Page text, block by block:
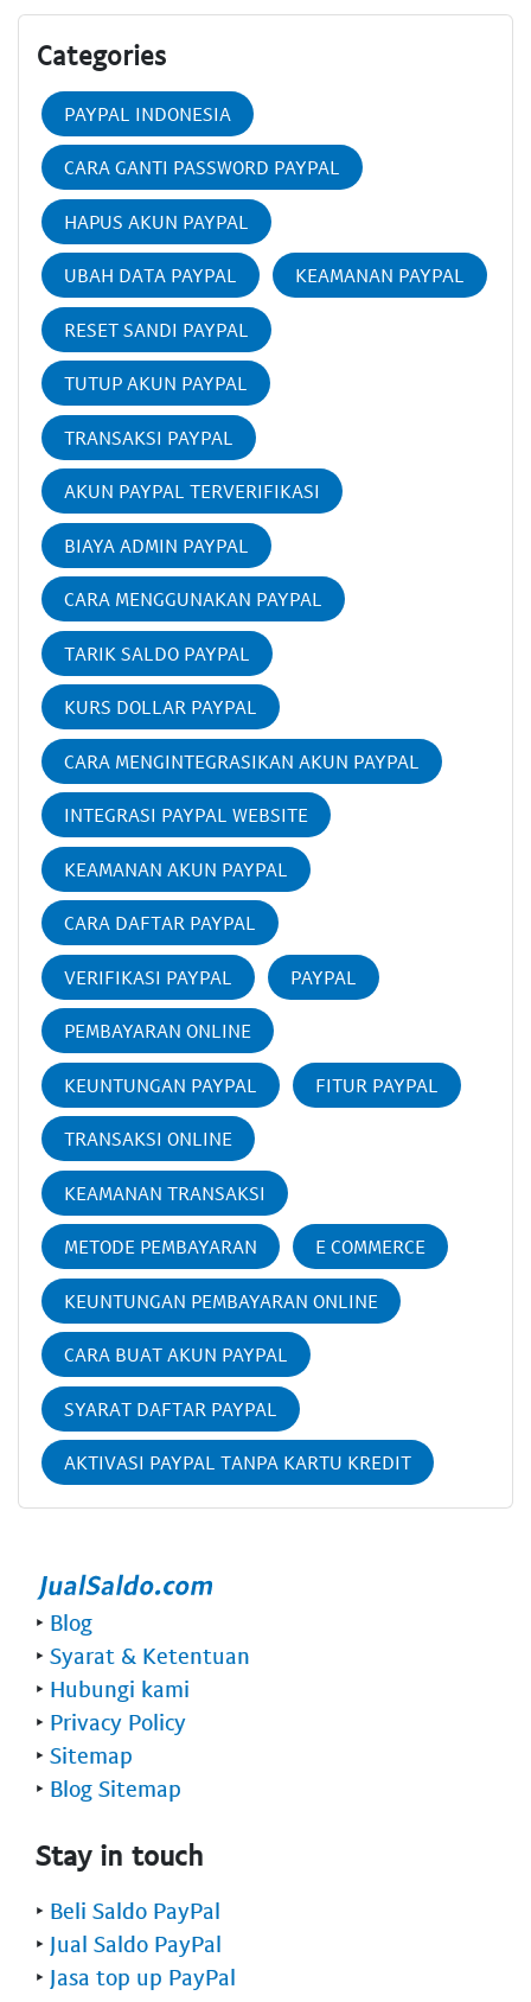
Categories
PAYPAL INDONESIA
CARA GANTI PASSWORD PAYPAL
HAPUS AKUN PAYPAL
UBAH DATA PAYPAL KEAMANAN PAYPAL
RESET SANDI PAYPAL
TUTUP AKUN PAYPAL
TRANSAKSI PAYPAL
AKUN PAYPAL TERVERIFIKASI
BIAYA ADMIN PAYPAL
CARA MENGGUNAKAN PAYPAL
TARIK SALDO PAYPAL
KURS DOLLAR PAYPAL
CARA MENGINTEGRASIKAN AKUN PAYPAL
INTEGRASI PAYPAL WEBSITE
KEAMANAN AKUN PAYPAL
CARA DAFTAR PAYPAL
VERIFIKASI PAYPAL PAYPAL
PEMBAYARAN ONLINE
KEUNTUNGAN PAYPAL FITUR PAYPAL
TRANSAKSI ONLINE
KEAMANAN TRANSAKSI
METODE PEMBAYARAN E COMMERCE
KEUNTUNGAN PEMBAYARAN ONLINE
CARA BUAT AKUN PAYPAL
SYARAT DAFTAR PAYPAL
AKTIVASI PAYPAL TANPA KARTU KREDIT
‣ Blog
‣ Syarat & Ketentuan
‣ Hubungi kami
‣ Privacy Policy
‣ Sitemap
‣ Blog Sitemap
Stay in touch
‣ Beli Saldo PayPal
‣ Jual Saldo PayPal
‣ Jasa top up PayPal